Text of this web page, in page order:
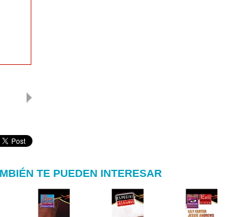
TE PUEDEN INTERESAR